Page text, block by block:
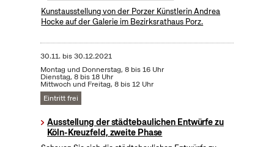
Kunstausstellung von der Porzer Künstlerin Andrea
Hocke auf der Galerie im Bezirksrathaus Porz.
30.11. bis30.12.2021
Montag und Donnerstag, 8 bis 16 Uhr
Dienstag, 8 bis 18 Uhr
Mittwoch und Freitag, 8 bis 12 Uhr
Eintritt frei
Ausstellung der städtebaulichen Entwürfe zu
Köln-Kreuzfeld, zweite Phase